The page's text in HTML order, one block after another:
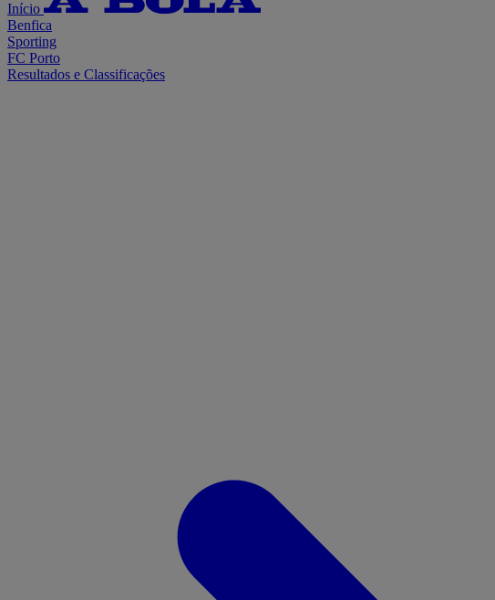
Início
Benfica
Sporting
FC Porto
Resultados e Classificações